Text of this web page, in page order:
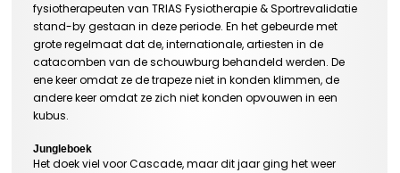
fysiotherapeuten van TRIAS Fysiotherapie & Sportrevalidatie
stand-by gestaan in deze periode. En het gebeurde met
grote regelmaat dat de, internationale, artiesten in de
catacomben van de schouwburg behandeld werden. De
ene keer omdat ze de trapeze niet in konden klimmen, de
andere keer omdat ze zich niet konden opvouwen in een
kubus.
Jungleboek
Het doek viel voor Cascade, maar dit jaar ging het weer